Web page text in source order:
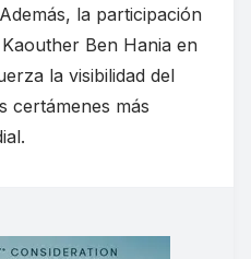
la participación
Ben Hania en
la visibilidad del
certámenes más